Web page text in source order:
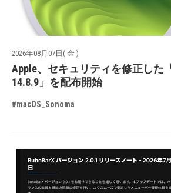
2026年08月07日( 金 )
Apple、セキュリティを修正した
14.8.9」を配布開始
#macOS_Sonoma